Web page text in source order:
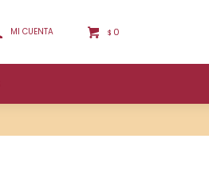
$ 0